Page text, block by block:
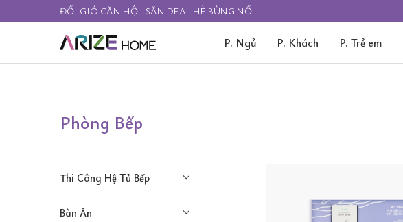
ĐỔI GIÓ CĂN HỘ - SĂN DEAL HÈ BÙNG NỔ
P. Ngủ P. Khách P. Trẻ em
Phòng Bếp
Thi Công Hệ Tủ Bếp
Bàn Ăn